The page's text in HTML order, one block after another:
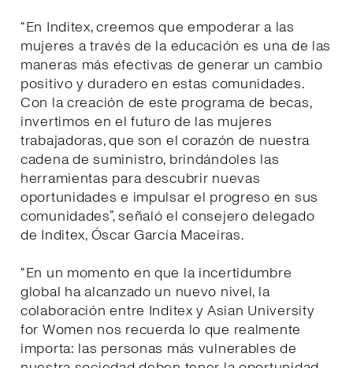
“En Inditex, creemos que empoderar a las
mujeres a través de la educación es una de las
maneras más efectivas de generar un cambio
positivo y duradero en estas comunidades.
Con la creación de este programa de becas,
invertimos en el futuro de las mujeres
trabajadoras, que son el corazón de nuestra
cadena de suministro, brindándoles las
herramientas para descubrir nuevas
oportunidades e impulsar el progreso en sus
comunidades”, señaló el consejero delegado
de Inditex, Óscar García Maceiras.
“En un momento en que la incertidumbre
global ha alcanzado un nuevo nivel, la
colaboración entre Inditex y Asian University
for Women nos recuerda lo que realmente
importa: las personas más vulnerables de